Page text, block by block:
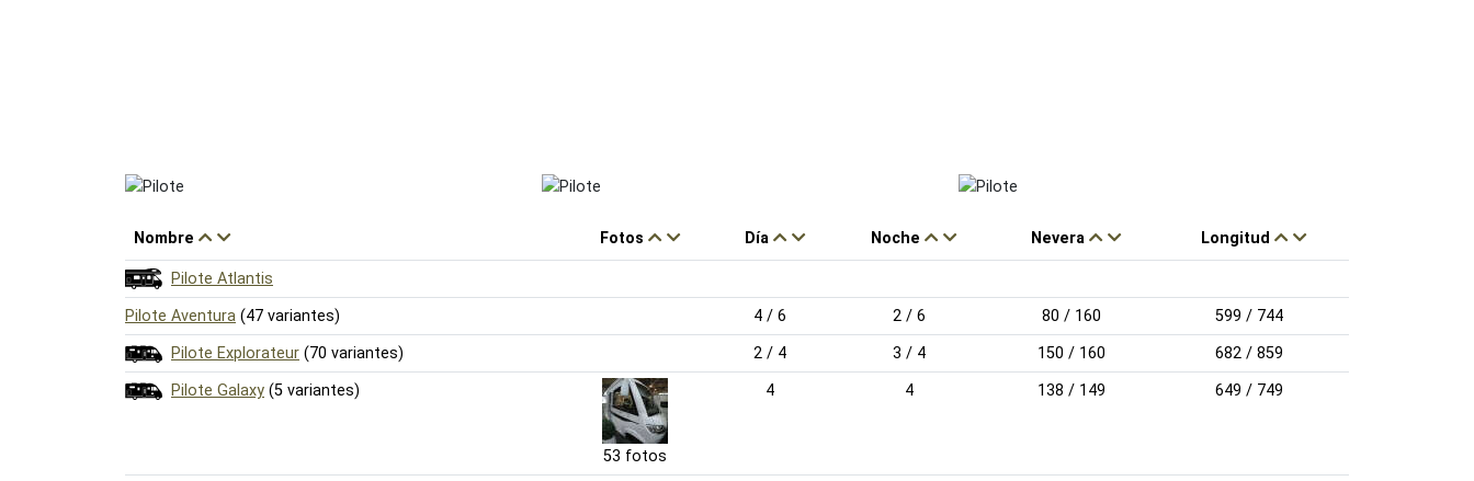
Nombre Fotos Día Noche Nevera Longitud
Pilote Atlantis
Pilote Aventura (47 variantes) 4 / 6 2 / 6 80 / 160
599 / 744
Pilote Explorateur (70 variantes) 2 / 4 3 / 4 150 / 160
682 / 859
Pilote Galaxy (5 variantes)
53 fotos
4 4 138 / 149 649 / 749